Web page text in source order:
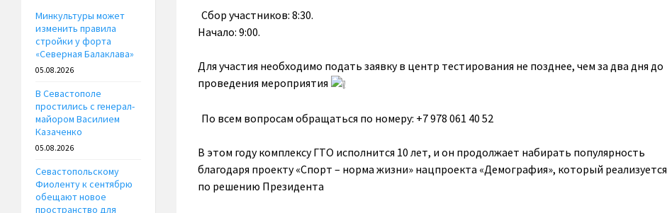
Сбор участников: 8:30.
Начало: 9:00.
Для участия необходимо подать заявку в центр тестирования не позднее, чем за два дня до
проведения мероприятия
По всем вопросам обращаться по номеру: +7 978 061 40 52
В этом году комплексу ГТО исполнится 10 лет, и он продолжает набирать популярность
благодаря проекту «Спорт – норма жизни» нацпроекта «Демография», который реализуется
по решению Президента
Минкультуры может
изменить правила
стройки у форта
«Северная Балаклава»
05.08.2026
В Севастополе
простились с генерал-
майором Василием
Казаченко
05.08.2026
Севастопольскому
Фиоленту к сентябрю
обещают новое
пространство для